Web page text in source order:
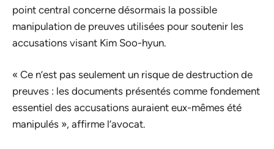
point central concerne désormais la possible
manipulation de preuves utilisées pour soutenir les
accusations visant Kim Soo-hyun.
« Ce n’est pas seulement un risque de destruction de
preuves : les documents présentés comme fondement
essentiel des accusations auraient eux-mêmes été
manipulés », affirme l’avocat.